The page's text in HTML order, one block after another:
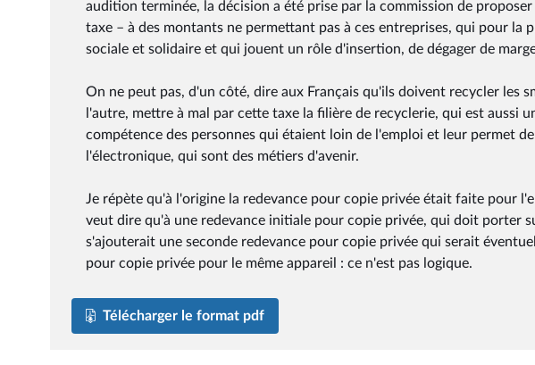
audition terminée, la décision a été prise par la commission de
taxe – à des montants ne permettant pas à ces entreprises, qui pour la
sociale et solidaire et qui jouent un rôle d'insertion, de dégager de
On ne peut pas, d'un côté, dire aux Français qu'ils doivent recycler les
l'autre, mettre à mal par cette taxe la filière de recyclerie, qui est aussi
compétence des personnes qui étaient loin de l'emploi et leur permet
l'électronique, qui sont des métiers d'avenir.
Je répète qu'à l'origine la redevance pour copie privée était faite pour
veut dire qu'à une redevance initiale pour copie privée, qui doit porter
s'ajouterait une seconde redevance pour copie privée qui serait
pour copie privée pour le même appareil : ce n'est pas logique.
Télécharger le format pdf